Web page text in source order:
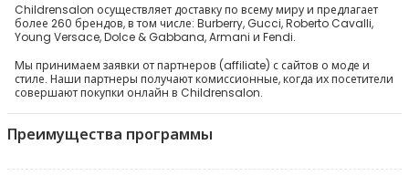
Childrensalon осуществляет доставку по всему миру и предлагает
более 260 брендов, в том числе: Burberry, Gucci, Roberto Cavalli,
Young Versace, Dolce & Gabbana, Armani и Fendi.
Мы принимаем заявки от партнеров (affiliate) с сайтов о моде и
стиле. Наши партнеры получают комиссионные, когда их посетители
совершают покупки онлайн в Childrensalon.
Преимущества программы